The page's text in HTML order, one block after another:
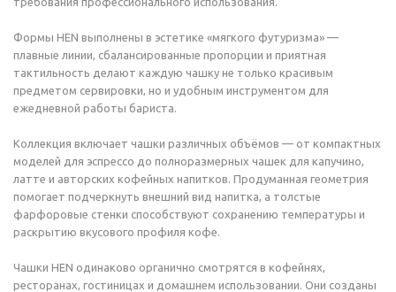
Формы HEN выполнены в эстетике «мягкого футуризма» —
плавные линии, сбалансированные пропорции и приятная
тактильность делают каждую чашку не только красивым
предметом сервировки, но и удобным инструментом для
ежедневной работы бариста.
Коллекция включает чашки различных объёмов — от компактных
моделей для эспрессо до полноразмерных чашек для капучино,
латте и авторских кофейных напитков. Продуманная геометрия
помогает подчеркнуть внешний вид напитка, а толстые
фарфоровые стенки способствуют сохранению температуры и
раскрытию вкусового профиля кофе.
Чашки HEN одинаково органично смотрятся в кофейнях,
ресторанах, гостиницах и домашнем использовании. Они созданы